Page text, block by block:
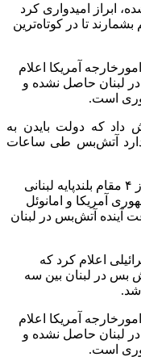
ابراز امیدواری کرد
تا در کوتاه‌ترین
آمریکا اعلام
لبنان حاصل نشده و
است.
داد که دولت بایدن به
دارد آتش‌بس طی ساعات
در همین رابطه خبرگزاری رویترز به نقل از ۴ مقام بلندپایه لبنانی
آمریکا و امانوئل
فرانسوی‌اش طی ۳۶ ساعت آینده آتش‌بس در لبنان
اعلام کرد که
بس در لبنان بین سه
شد.
آمریکا اعلام
لبنان حاصل نشده و
است.